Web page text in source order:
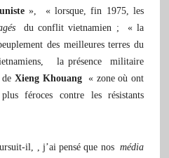
»,
« lorsque, fin 1975, les
du conflit vietnamien ; « la
des meilleures terres du
la présence militaire
Xieng Khouang« zone où ont
féroces contre les résistants
il, , j’ai pensé que nosmédia